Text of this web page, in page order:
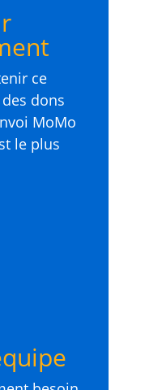
ce
dons
MoMo
le plus